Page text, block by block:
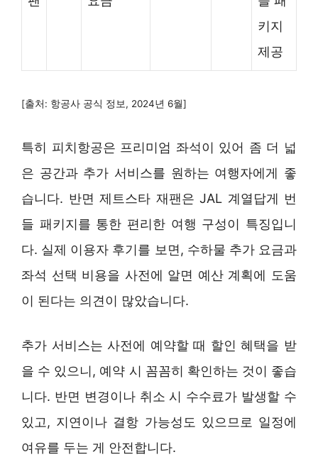
키지
제공
[출처: 항공사 공식 정보, 2024년 6월]
특히 피치항공은 프리미엄 좌석이 있어 좀 더 넓
은 공간과 추가 서비스를 원하는 여행자에게 좋
습니다. 반면 제트스타 재팬은 JAL 계열답게 번
들 패키지를 통한 편리한 여행 구성이 특징입니
다. 실제 이용자 후기를 보면, 수하물 추가 요금과
좌석 선택 비용을 사전에 알면 예산 계획에 도움
이 된다는 의견이 많았습니다.
추가 서비스는 사전에 예약할 때 할인 혜택을 받
을 수 있으니, 예약 시 꼼꼼히 확인하는 것이 좋습
니다. 반면 변경이나 취소 시 수수료가 발생할 수
있고, 지연이나 결항 가능성도 있으므로 일정에
여유를 두는 게 안전합니다.